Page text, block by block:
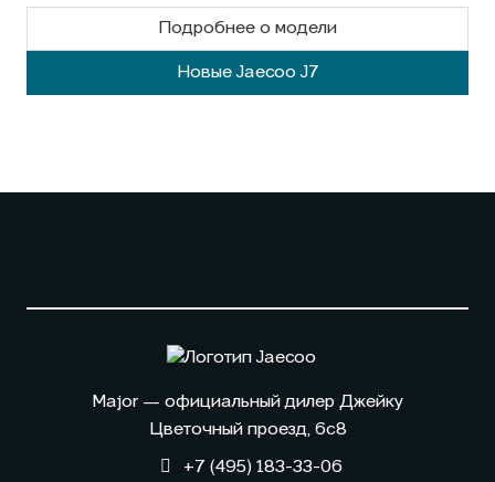
Подробнее о модели
Новые Jaecoo J7
Major — официальный дилер Джейку
Цветочный проезд, 6с8
+7 (495) 183-33-06